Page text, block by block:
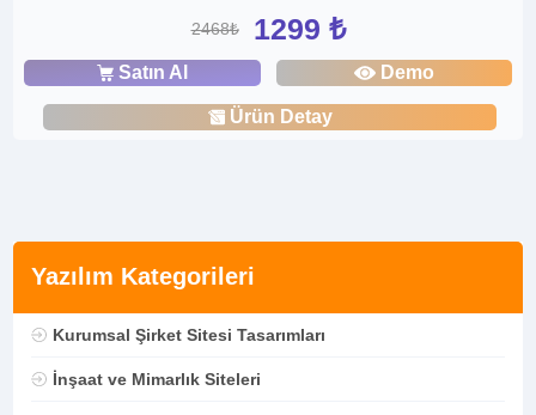
Yazılım Kategorileri
Kurumsal Şirket Sitesi Tasarımları
İnşaat ve Mimarlık Siteleri
2468₺ 1299 ₺
Satın Al Demo
Ürün Detay